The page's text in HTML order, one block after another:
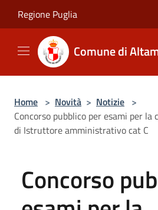
Regione Puglia
Comune di
Home > Novità > Notizie >
Concorso pubblico per esami per
di Istruttore amministrativo cat C
Concorso